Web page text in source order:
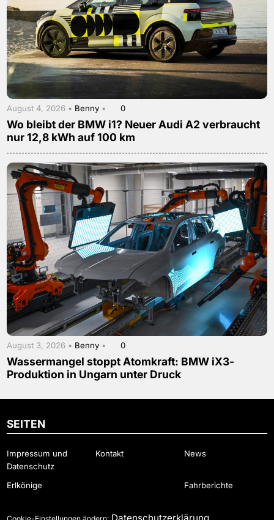
August 4, 2026 • Benny • 0
Wo bleibt der BMW i1? Neuer Audi A2 verbraucht
nur 12,8 kWh auf 100 km
August 3, 2026 • Benny • 0
Wassermangel stoppt Atomkraft: BMW iX3-
Produktion in Ungarn unter Druck
SEITEN
Impressum und
Datenschutz
Kontakt News
Erlkönige Fahrberichte